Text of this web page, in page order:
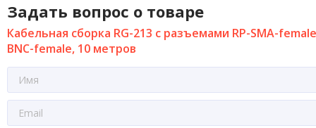
Задать вопрос о товаре
Кабельная сборка RG-213 с разъемами RP-SMA-
BNC-female, 10 метров